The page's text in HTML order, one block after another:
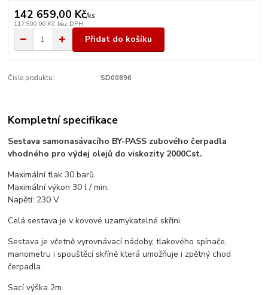
142 659,00 Kč/ks
117 900,00 Kč bez DPH
Přidat do košíku
Číslo produktu: SD00896
Kompletní specifikace
Sestava samonasávacího BY-PASS zubového čerpadla
vhodného pro výdej olejů do viskozity 2000Cst.
Maximální tlak 30 barů.
Maximální výkon 30 l / min.
Napětí: 230 V
Celá sestava je v kovové uzamykatelné skříni.
Sestava je včetně vyrovnávací nádoby, tlakového spínače,
manometru i spouštěcí skříně která umožňuje i zpětný chod
čerpadla.
Sací výška 2m.